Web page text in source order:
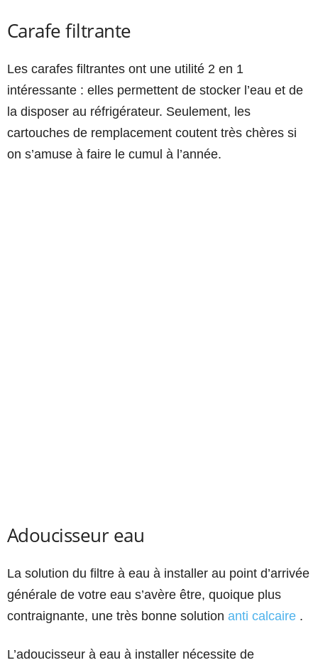
Carafe filtrante
Les carafes filtrantes ont une utilité 2 en 1
intéressante : elles permettent de stocker l’eau et de
la disposer au réfrigérateur. Seulement, les
cartouches de remplacement coutent très chères si
on s’amuse à faire le cumul à l’année.
Adoucisseur eau
La solution du filtre à eau à installer au point d’arrivée
générale de votre eau s’avère être, quoique plus
contraignante, une très bonne solution anti calcaire .
L’adoucisseur à eau à installer nécessite de